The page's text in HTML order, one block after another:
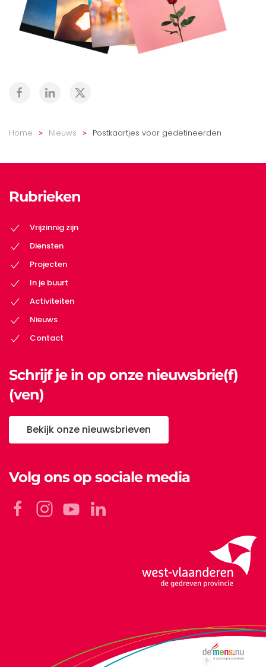
Home Nieuws Postkaartjes voor gedetineerden
Rubrieken
Vrijzinnig zijn
Diensten
Projecten
In je buurt
Activiteiten
Nieuws
Contact
Schrijf je in op onze nieuwsbrie(f)
(ven)
Bekijk onze nieuwsbrieven
Volg ons op sociale media